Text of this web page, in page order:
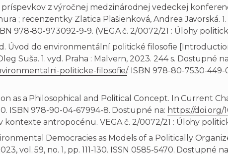
z výročnej medzinárodnej vedeckej
; recenzentky Zlatica Plašienková, Andrea Javorská.
978-80-973092-9-9. (VEGA č. 2/0072/21 : Úlohy
Úvod do environmentální politické filosofie
Suša. 1. vyd. Praha : Malvern, 2023. 244 s. Dostupné
politicke-filosofie/. ISBN 978-80-7530-449-
as a Philosophical and Political Concept. In Current
ISBN 978-90-04-67994-8. Dostupné na: https://doi.org/
kontexte antropocénu. VEGA č. 2/0072/21 : Úlohy
Democracies as Models of a Politically
vol. 59, no. 1, pp. 111-130. ISSN 0585-5470. Dostupné